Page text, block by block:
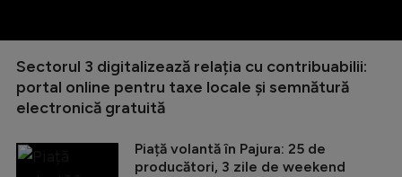
Sectorul 3 digitalizează relația cu contribuabilii:
portal online pentru taxe locale și semnătură
electronică gratuită
Piață volantă în Pajura: 25 de
producători, 3 zile de weekend